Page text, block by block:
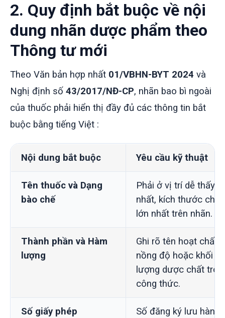
2. Quy định bắt buộc về nội
dung nhãn dược phẩm theo
Thông tư mới
Theo Văn bản hợp nhất 01/VBHN-BYT 2024 và
Nghị định số 43/2017/NĐ-CP, nhãn bao bì ngoài
của thuốc phải hiển thị đầy đủ các thông tin bắt
buộc bằng tiếng Việt :
Nội dung bắt buộc Yêu cầu kỹ thuật
Tên thuốc và Dạng
bào chế
Phải ở vị trí dễ thấy
nhất, kích thước chữ
lớn nhất trên nhãn.
Thành phần và Hàm
lượng
Ghi rõ tên hoạt chất,
nồng độ hoặc khối
lượng dược chất
công thức.
Số giấy phép
Số đăng ký lưu hành